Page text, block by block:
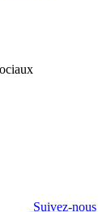
Suivez-nous